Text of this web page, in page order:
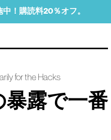
！購読料20％オフ。
for the Hacks
露で一番